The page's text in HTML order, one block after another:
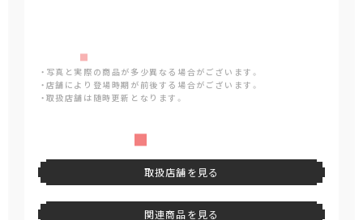
・写真と実際の商品が多少異なる場合がございます。
・店舗により登場時期が前後する場合がございます。
・取扱店舗は随時更新となります。
取扱店舗を見る
関連商品を見る